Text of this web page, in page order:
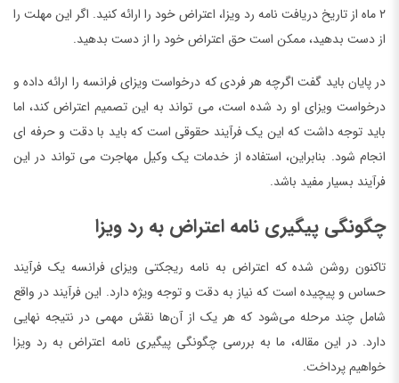
۲ ماه از تاریخ دریافت نامه رد ویزا، اعتراض خود را ارائه کنید. اگر این مهلت را
از دست بدهید، ممکن است حق اعتراض خود را از دست بدهید.
در پایان باید گفت اگرچه هر فردی که درخواست ویزای فرانسه را ارائه داده و
درخواست ویزای او رد شده است، می تواند به این تصمیم اعتراض کند، اما
باید توجه داشت که این یک فرآیند حقوقی است که باید با دقت و حرفه ای
انجام شود. بنابراین، استفاده از خدمات یک وکیل مهاجرت می تواند در این
فرآیند بسیار مفید باشد.
چگونگی پیگیری نامه اعتراض به رد ویزا
تاکنون روشن شده که اعتراض به نامه ریجکتی ویزای فرانسه یک فرآیند
حساس و پیچیده است که نیاز به دقت و توجه ویژه دارد. این فرآیند در واقع
شامل چند مرحله می‌شود که هر یک از آن‌ها نقش مهمی در نتیجه نهایی
دارد. در این مقاله، ما به بررسی چگونگی پیگیری نامه اعتراض به رد ویزا
خواهیم پرداخت.